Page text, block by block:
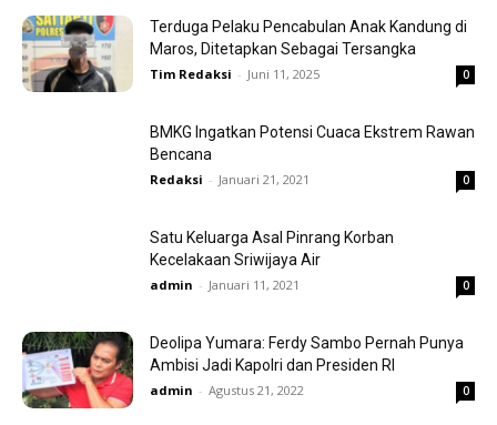
Terduga Pelaku Pencabulan Anak Kandung di
Maros, Ditetapkan Sebagai Tersangka
Tim Redaksi - Juni 11, 2025 0
BMKG Ingatkan Potensi Cuaca Ekstrem Rawan
Bencana
Redaksi - Januari 21, 2021 0
Satu Keluarga Asal Pinrang Korban
Kecelakaan Sriwijaya Air
admin - Januari 11, 2021 0
Deolipa Yumara: Ferdy Sambo Pernah Punya
Ambisi Jadi Kapolri dan Presiden RI
admin - Agustus 21, 2022 0